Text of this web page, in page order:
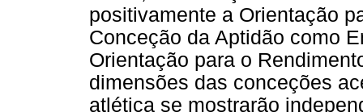
positivamente a Orientação
Conceção da Aptidão como
Orientação para o
dimensões das conceções
atlética se mostrarão